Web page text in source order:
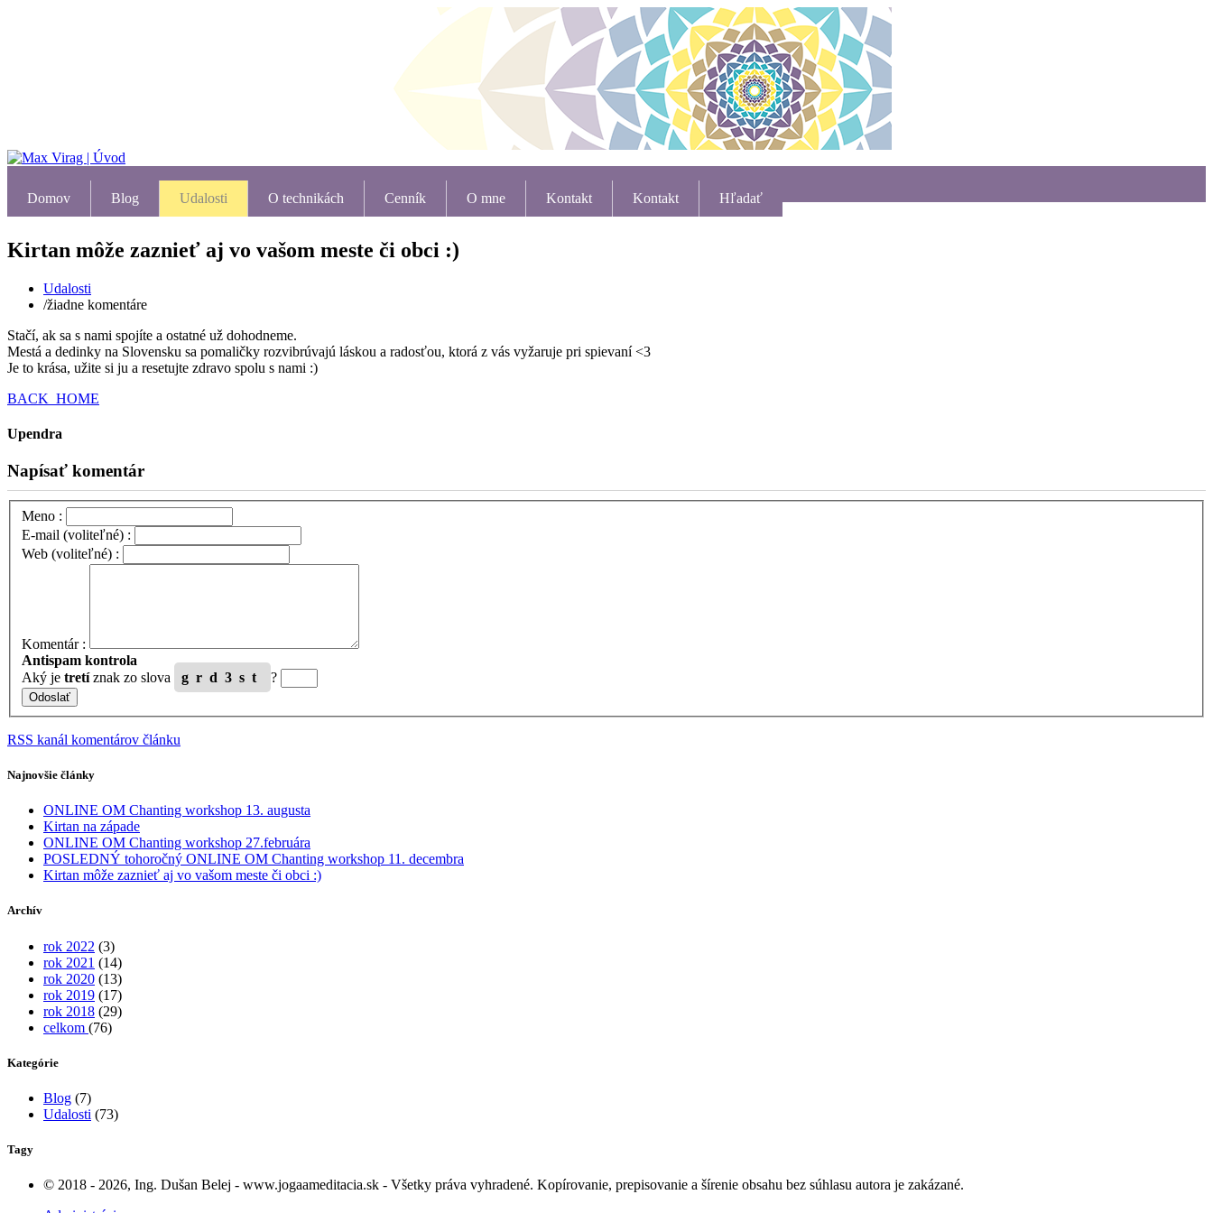
Domov Blog Udalosti O technikách Cenník O mne Kontakt Kontakt Hľadať
Kirtan môže zaznieť aj vo vašom meste či obci :)
Udalosti
/žiadne komentáre
Stačí, ak sa s nami spojíte a ostatné už dohodneme.
Mestá a dedinky na Slovensku sa pomaličky rozvibrúvajú láskou a radosťou, ktorá z vás vyžaruje pri spievaní <3
Je to krása, užite si ju a resetujte zdravo spolu s nami :)
BACK_HOME
Upendra
Napísať komentár
Meno :
E-mail (voliteľné) :
Web (voliteľné) :
Komentár :
Antispam kontrola
Aký je tretíznak zo slova grd3st ?
RSS kanál komentárov článku
Najnovšie články
ONLINE OM Chanting workshop 13. augusta
Kirtan na západe
ONLINE OM Chanting workshop 27.februára
POSLEDNÝ tohoročný ONLINE OM Chanting workshop 11. decembra
Kirtan môže zaznieť aj vo vašom meste či obci :)
Archív
rok 2022 (3)
rok 2021 (14)
rok 2020 (13)
rok 2019 (17)
rok 2018 (29)
celkom (76)
Kategórie
Blog (7)
Udalosti (73)
Tagy
© 2018 - 2026, Ing. Dušan Belej - www.jogaameditacia.sk - Všetky práva vyhradené. Kopírovanie, prepisovanie a šírenie obsahu bez súhlasu autora je zakázané.